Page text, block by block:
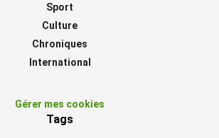
Sport
Culture
Chroniques
International
Gérer mes cookies
Tags